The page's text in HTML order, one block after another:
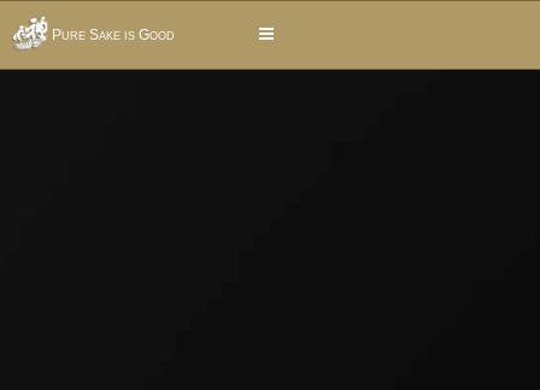
Pure Sake is Good